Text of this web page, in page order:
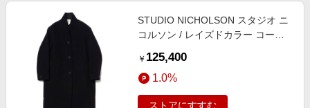
STUDIO NICHOLSON スタジオ ニ
コルソン / レイズドカラー コート
UK6/IT38
￥ 125,400
1.0%
ストアにすすむ